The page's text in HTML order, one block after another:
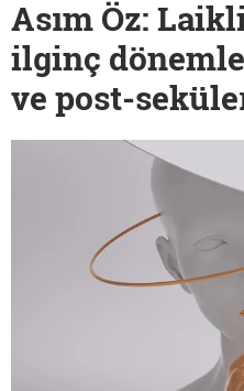
Asım Öz:
ilginç
ve post-